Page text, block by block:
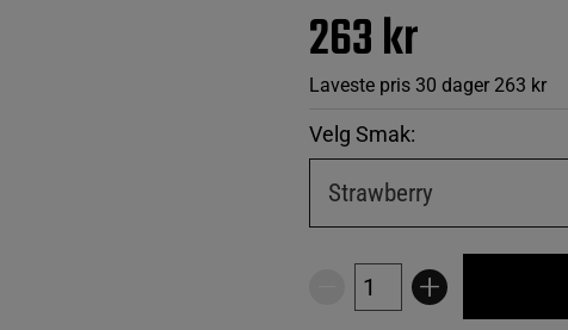
263 kr
Laveste pris 30 dager 263 kr
Velg Smak:
Strawberry